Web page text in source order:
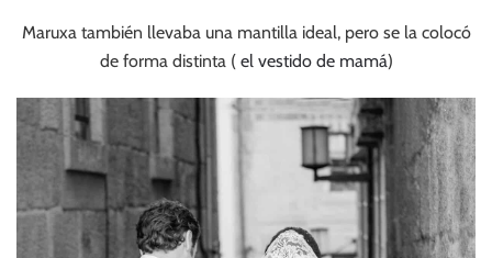
Maruxa también llevaba una mantilla ideal, pero se la colocó
de forma distinta ( el vestido de mamá)